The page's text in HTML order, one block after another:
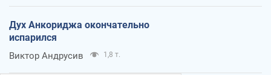
Дух Анкориджа окончательно
испарился
Виктор Андрусив 1,8 т.